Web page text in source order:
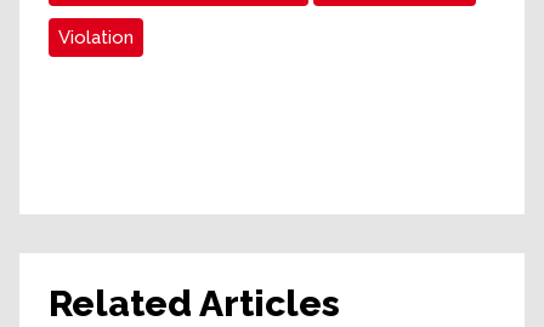
Violation
Related Articles